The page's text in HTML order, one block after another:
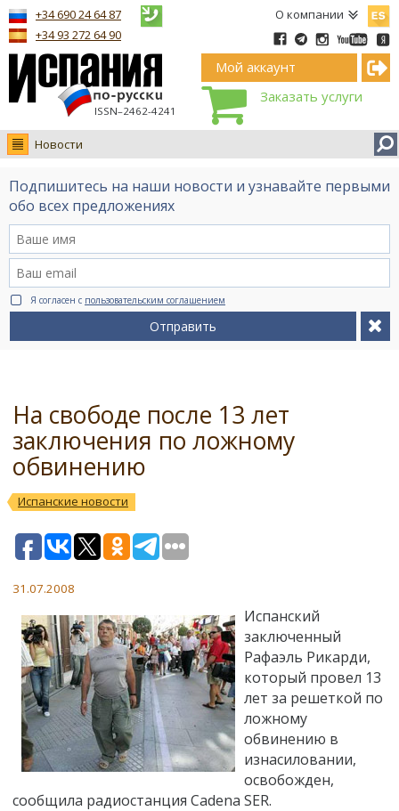
О компании
ISSN–2462-4241
+34 690 24 64 87
+34 93 272 64 90
Мой аккаунт
Заказать услуги
Новости
Новости
Интервью
Видео Ruso.TV
BCN life
Сервис на немецком
Подпишитесь на наши новости и узнавайте первыми
обо всех предложениях
Я согласен с пользовательским соглашением
Отправить
На свободе после 13 лет
заключения по ложному
обвинению
Испанские новости
31.07.2008
Испанский
заключенный
Рафаэль Рикарди,
который провел 13
лет за решеткой по
ложному
обвинению в
изнасиловании,
освобожден,
сообщила радиостанция Cadena SER.